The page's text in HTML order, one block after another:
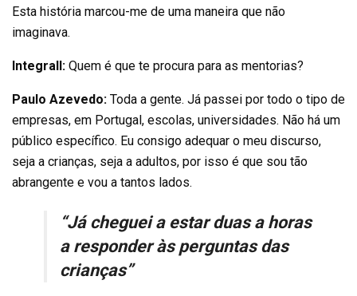
Esta história marcou-me de uma maneira que não
imaginava.
Integrall: Quem é que te procura para as mentorias?
Paulo Azevedo: Toda a gente. Já passei por todo o tipo de
empresas, em Portugal, escolas, universidades. Não há um
público específico. Eu consigo adequar o meu discurso,
seja a crianças, seja a adultos, por isso é que sou tão
abrangente e vou a tantos lados.
“Já cheguei a estar duas a horas
a responder às perguntas das
crianças”